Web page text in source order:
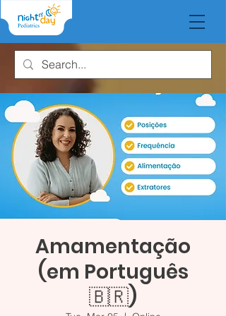
Amamentação
(em Português
🇧🇷)